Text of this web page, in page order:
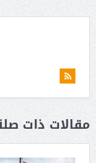
مقالات ذات